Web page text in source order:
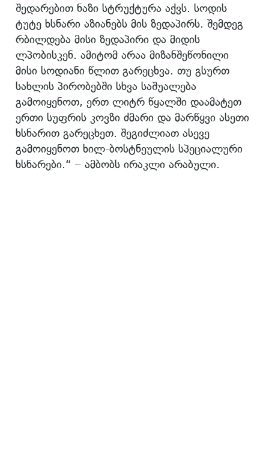
შედარებით ნაზი სტრუქტურა აქვს. სოდის
ტუტე ხსნარი აზიანებს მის ზედაპირს. შემდეგ
რბილდება მისი ზედაპირი და მიდის
ლპობისკენ. ამიტომ არაა მიზანშეწონილი
მისი სოდიანი წლით გარეცხვა. თუ გსურთ
სახლის პირობებში სხვა საშუალება
გამოიყენოთ, ერთ ლიტრ წყალში დაამატეთ
ერთი სუფრის კოვზი ძმარი და მარწყვი ასეთი
ხსნარით გარეცხეთ. შეგიძლიათ ასევე
გამოიყენოთ ხილ-ბოსტნეულის სპეციალური
ხსნარები.“ – ამბობს ირაკლი არაბული.